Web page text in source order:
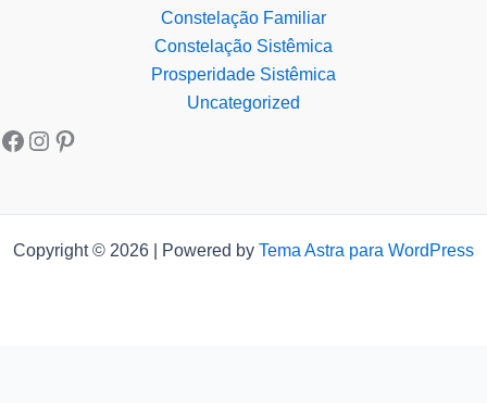
Constelação Familiar
Constelação Sistêmica
Prosperidade Sistêmica
Uncategorized
Copyright © 2026 | Powered by Tema Astra para WordPress